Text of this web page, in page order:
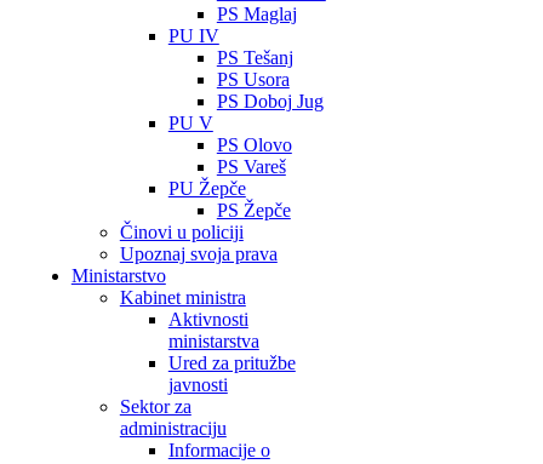
PS Maglaj
PU IV
PS Tešanj
PS Usora
PS Doboj Jug
PU V
PS Olovo
PS Vareš
PU Žepče
PS Žepče
Činovi u policiji
Upoznaj svoja prava
Ministarstvo
Kabinet ministra
Aktivnosti
ministarstva
Ured za pritužbe
javnosti
Sektor za
administraciju
Informacije o